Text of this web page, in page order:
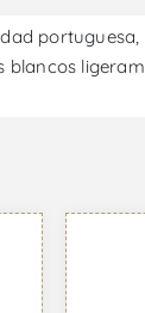
blancos